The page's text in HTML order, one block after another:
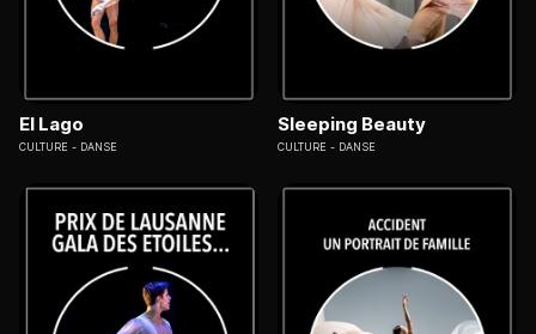
El Lago
CULTURE DANSE
Sleeping Beauty
CULTURE DANSE